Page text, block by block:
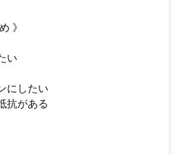
》
い
にしたい
抗がある